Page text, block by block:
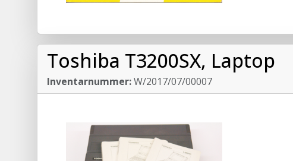
Toshiba T3200SX, Laptop
Inventarnummer:W/2017/07/00007